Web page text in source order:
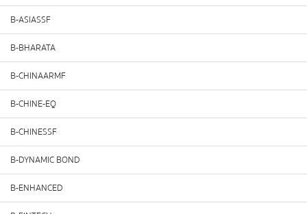
B-ASIASSF
B-BHARATA
B-CHINAARMF
B-CHINE-EQ
B-CHINESSF
B-DYNAMIC BOND
B-ENHANCED